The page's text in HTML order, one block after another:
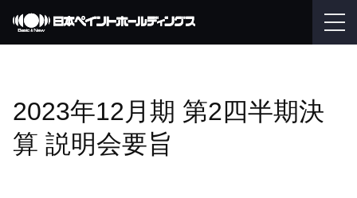
2023年12月期 第2四半期決
算 説明会要旨